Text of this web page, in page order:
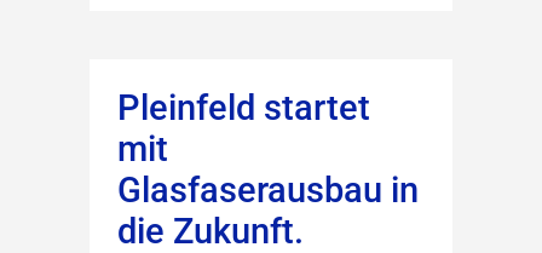
Pleinfeld startet
mit
Glasfaserausbau in
die Zukunft.